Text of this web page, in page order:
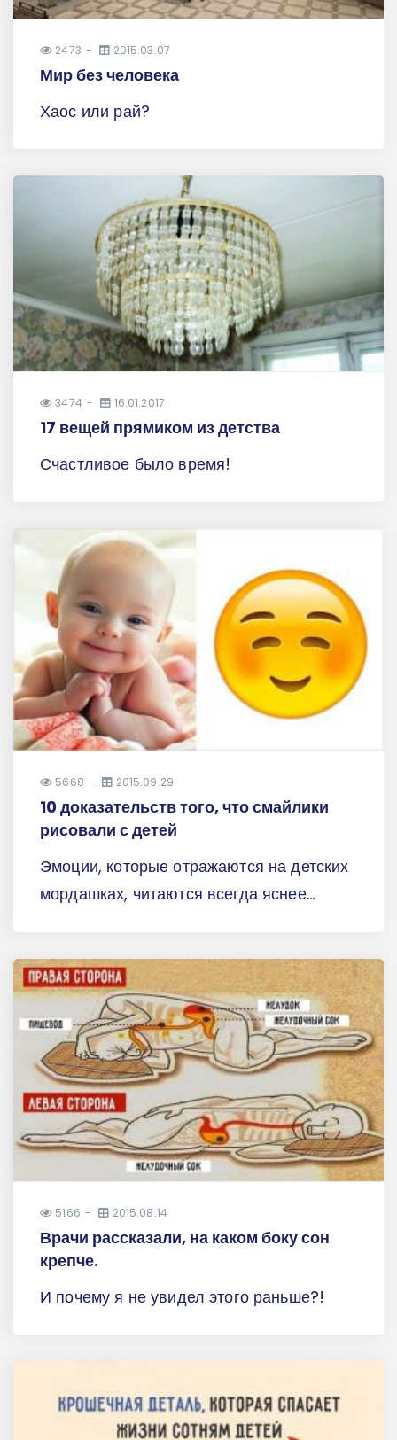
2473 2015.03.07
Мир без человека
Хаос или рай?
3474 16.01.2017
17 вещей прямиком из детства
Счастливое было время!
5668 2015.09.29
10 доказательств того, что смайлики
рисовали с детей
Эмоции, которые отражаются на детских
мордашках, читаются всегда яснее...
5166 2015.08.14
Врачи рассказали, на каком боку сон
крепче.
И почему я не увидел этого раньше?!